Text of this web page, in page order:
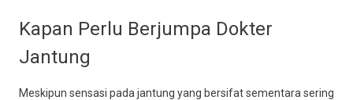
Kapan Perlu Berjumpa Dokter
Jantung
Meskipun sensasi pada jantung yang bersifat sementara sering